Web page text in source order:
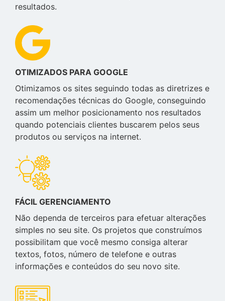
resultados.
OTIMIZADOS PARA GOOGLE
Otimizamos os sites seguindo todas as diretrizes e
recomendações técnicas do Google, conseguindo
assim um melhor posicionamento nos resultados
quando potenciais clientes buscarem pelos seus
produtos ou serviços na internet.
FÁCIL GERENCIAMENTO
Não dependa de terceiros para efetuar alterações
simples no seu site. Os projetos que construímos
possibilitam que você mesmo consiga alterar
textos, fotos, número de telefone e outras
informações e conteúdos do seu novo site.